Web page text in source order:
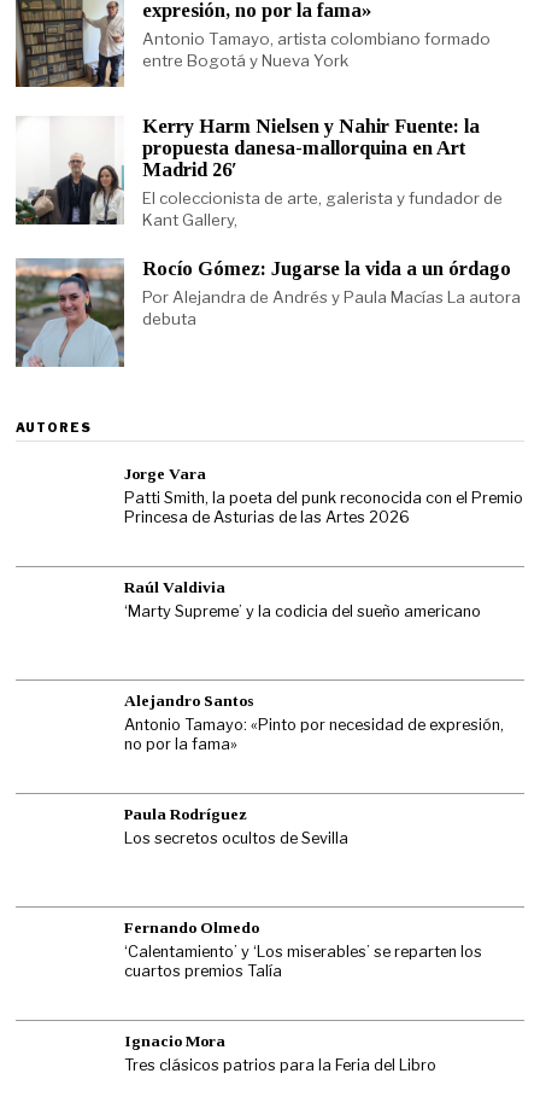
expresión, no por la fama»
Antonio Tamayo, artista colombiano formado
entre Bogotá y Nueva York
Kerry Harm Nielsen y Nahir Fuente: la
propuesta danesa-mallorquina en Art
Madrid 26′
El coleccionista de arte, galerista y fundador de
Kant Gallery,
Rocío Gómez: Jugarse la vida a un órdago
Por Alejandra de Andrés y Paula Macías La autora
debuta
AUTORES
Jorge Vara
Patti Smith, la poeta del punk reconocida con el Premio
Princesa de Asturias de las Artes 2026
Raúl Valdivia
‘Marty Supreme’ y la codicia del sueño americano
Alejandro Santos
Antonio Tamayo: «Pinto por necesidad de expresión,
no por la fama»
Paula Rodríguez
Los secretos ocultos de Sevilla
Fernando Olmedo
‘Calentamiento’ y ‘Los miserables’ se reparten los
cuartos premios Talía
Ignacio Mora
Tres clásicos patrios para la Feria del Libro